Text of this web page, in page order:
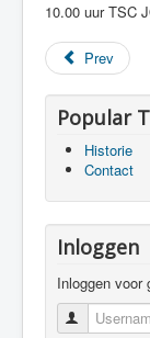
10.00 uur TSC
Prev
Popular
Historie
Contact
Inloggen
Inloggen voor
Username